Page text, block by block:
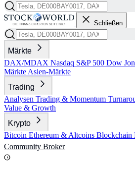
Schließen
Märkte
DAX/MDAX Nasdaq S&P 500 Dow
Märkte Asien-Märkte
Trading
Analysen Trading & Momentum
Value & Growth
Krypto
Bitcoin Ethereum & Altcoins Blockchain
Community Broker